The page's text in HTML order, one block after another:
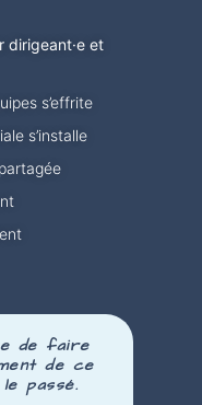
de faire
de ce
passé.
dirigeant·e et
s’effrite
s’installe